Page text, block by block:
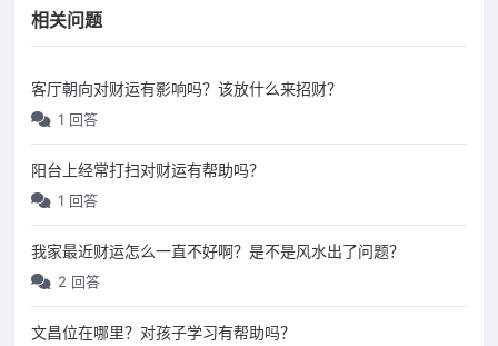
相关问题
客厅朝向对财运有影响吗？该放什么来招财？
1 回答
阳台上经常打扫对财运有帮助吗？
1 回答
我家最近财运怎么一直不好啊？是不是风水出了问题？
2 回答
文昌位在哪里？对孩子学习有帮助吗？